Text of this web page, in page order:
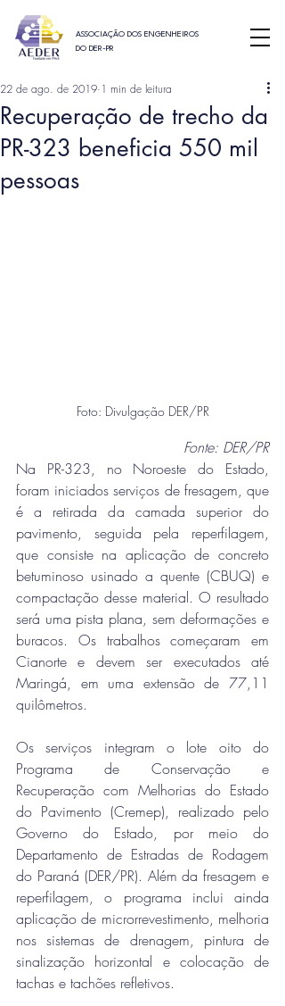
ASSOCIAÇÃO DOS ENGENHEIROS
DO DER-PR
Recuperação de trecho da
PR-323 beneficia 550 mil
pessoas
22 de ago. de 2019 1 min de leitura
Foto: Divulgação DER/PR
Fonte: DER/PR
Na PR-323, no Noroeste do Estado,
foram iniciados serviços de fresagem, que
é a retirada da camada superior do
pavimento, seguida pela reperfilagem,
que consiste na aplicação de concreto
betuminoso usinado a quente (CBUQ) e
compactação desse material. O resultado
será uma pista plana, sem deformações e
buracos. Os trabalhos começaram em
Cianorte e devem ser executados até
Maringá, em uma extensão de 77,11
quilômetros.
Os serviços integram o lote oito do
Programa de Conservação e
Recuperação com Melhorias do Estado
do Pavimento (Cremep), realizado pelo
Governo do Estado, por meio do
Departamento de Estradas de Rodagem
do Paraná (DER/PR). Além da fresagem e
reperfilagem, o programa inclui ainda
aplicação de microrrevestimento, melhoria
nos sistemas de drenagem, pintura de
sinalização horizontal e colocação de
tachas e tachões refletivos.